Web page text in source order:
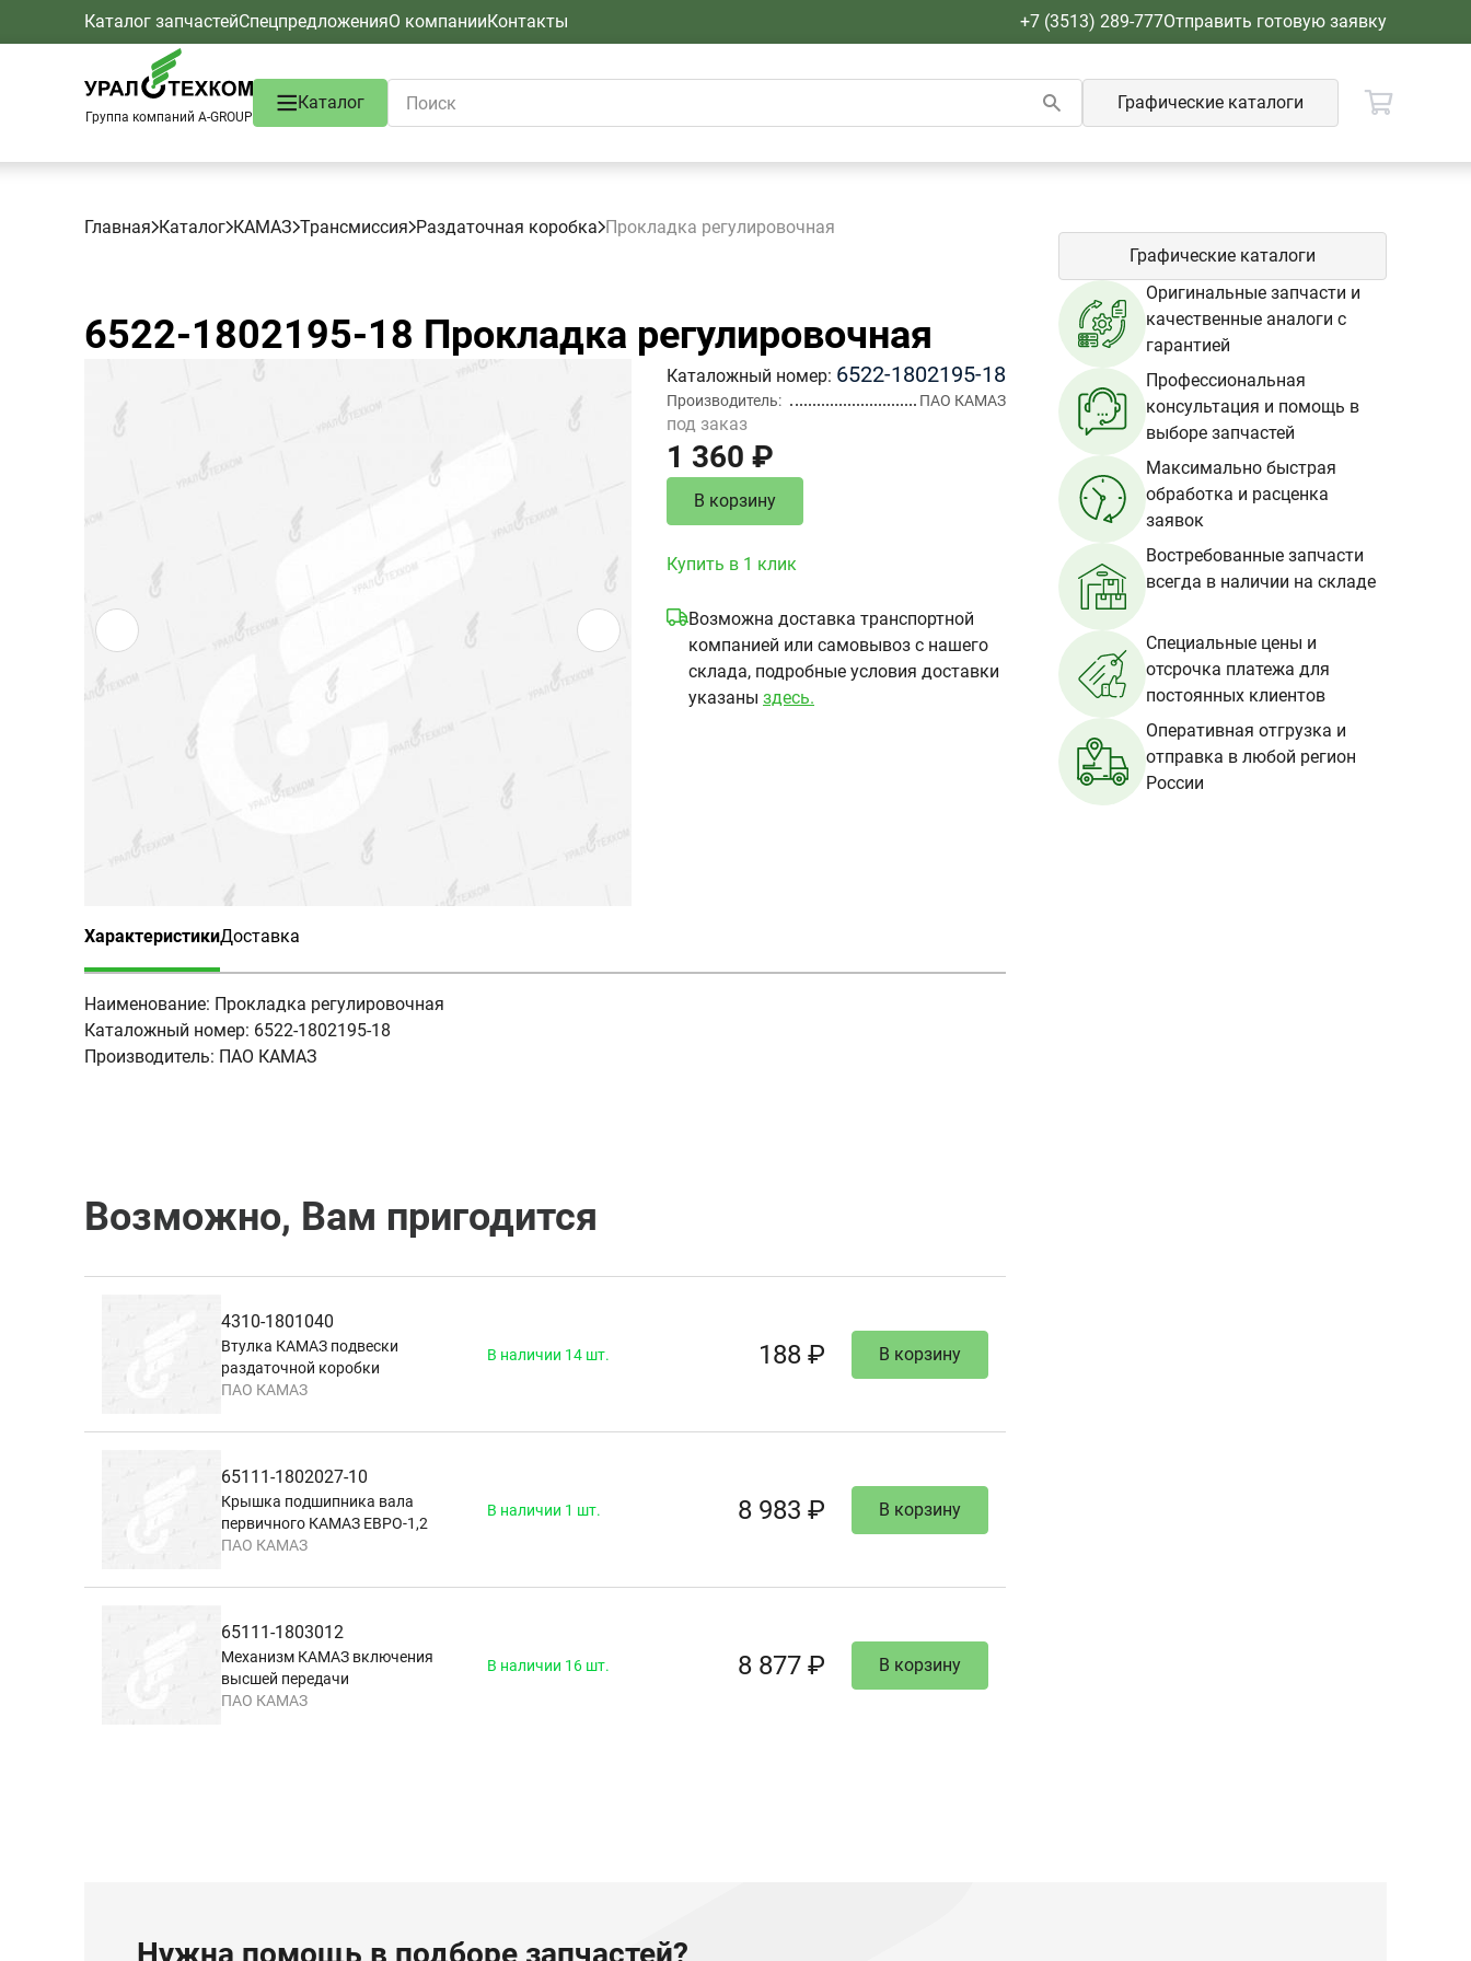
Каталог запчастейСпецпредложенияО компанииКонтакты +7 (3513) 289-777Отправить готовую заявку
Группа компаний A-GROUP
Каталог Графические каталоги
Главная Каталог КАМАЗ Трансмиссия Раздаточная коробка Прокладка регулировочная
6522-1802195-18 Прокладка регулировочная
Каталожный номер 6522-1802195-18
Производитель ПАО КАМАЗ
под заказ
1 360 ₽
В корзину
Купить в 1 клик
Возможна доставка транспортной
компанией или самовывоз с нашего
склада, подробные условия доставки
указаны здесь.
Характеристики
(активная вкладка)
Доставка
Наименование: Прокладка регулировочная
Каталожный номер: 6522-1802195-18
Производитель: ПАО КАМАЗ
Возможно, Вам пригодится
4310-1801040
Втулка КАМАЗ подвески
раздаточной коробки
ПАО КАМАЗ
В наличии 14 шт. 188 ₽ В корзину
65111-1802027-10
Крышка подшипника вала
первичного КАМАЗ ЕВРО-1,2
ПАО КАМАЗ
В наличии 1 шт. 8 983 ₽ В корзину
65111-1803012
Механизм КАМАЗ включения
высшей передачи
ПАО КАМАЗ
В наличии 16 шт. 8 877 ₽ В корзину
Графические каталоги
Оригинальные запчасти и
качественные аналоги с
гарантией
Профессиональная
консультация и помощь в
выборе запчастей
Максимально быстрая
обработка и расценка
заявок
Востребованные запчасти
всегда в наличии на складе
Специальные цены и
отсрочка платежа для
постоянных клиентов
Оперативная отгрузка и
отправка в любой регион
России